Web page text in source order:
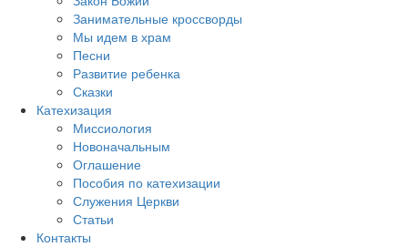
Занимательные кроссворды
Мы идем в храм
Песни
Развитие ребенка
Сказки
Катехизация
Миссиология
Новоначальным
Оглашение
Пособия по катехизации
Служения Церкви
Статьи
Контакты